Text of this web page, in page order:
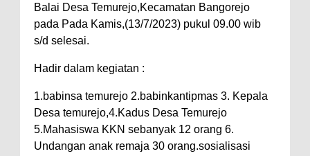
Balai Desa Temurejo,Kecamatan Bangorejo
pada Pada Kamis,(13/7/2023) pukul 09.00 wib
s/d selesai.
Hadir dalam kegiatan :
1.babinsa temurejo 2.babinkantipmas 3. Kepala
Desa temurejo,4.Kadus Desa Temurejo
5.Mahasiswa KKN sebanyak 12 orang 6.
Undangan anak remaja 30 orang.sosialisasi